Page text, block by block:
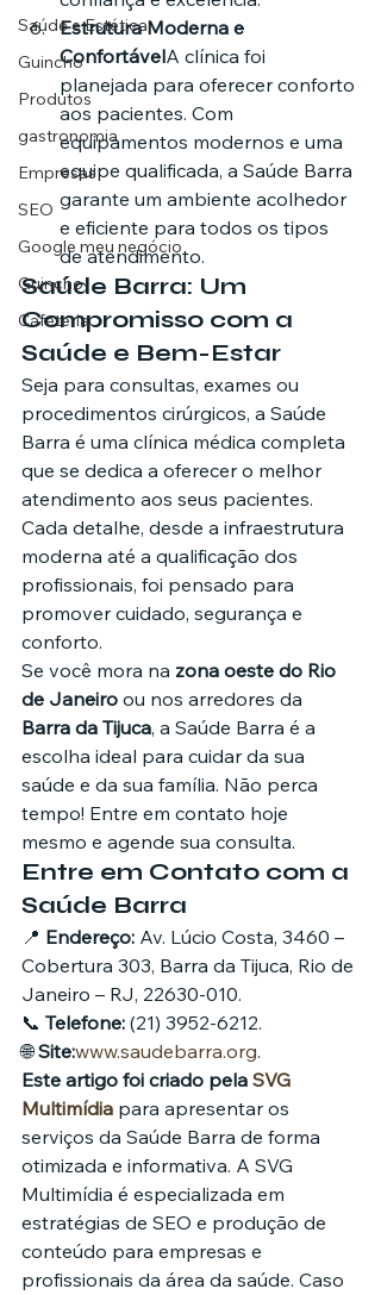
Saúde e Estética
Guincho
Produtos
gastronomia
Empresas
SEO
Google meu negócio
Guincho
Cafeteria
Estrutura Moderna e
ConfortávelA clínica foi
planejada para oferecer conforto
aos pacientes. Com
equipamentos modernos e uma
equipe qualificada, a Saúde Barra
garante um ambiente acolhedor
e eficiente para todos os tipos
de atendimento.
Saúde Barra: Um
Compromisso com a
Saúde e Bem-Estar
Seja para consultas, exames ou
procedimentos cirúrgicos, a Saúde
Barra é uma clínica médica completa
que se dedica a oferecer o melhor
atendimento aos seus pacientes.
Cada detalhe, desde a infraestrutura
moderna até a qualificação dos
profissionais, foi pensado para
promover cuidado, segurança e
conforto.
Se você mora na zona oeste do Rio
de Janeiro ou nos arredores da
Barra da Tijuca, a Saúde Barra é a
escolha ideal para cuidar da sua
saúde e da sua família. Não perca
tempo! Entre em contato hoje
mesmo e agende sua consulta.
Entre em Contato com a
Saúde Barra
📍 Endereço: Av. Lúcio Costa, 3460 –
Cobertura 303, Barra da Tijuca, Rio de
Janeiro – RJ, 22630-010.
📞 Telefone: (21) 3952-6212.
🌐 Site:www.saudebarra.org.
Este artigo foi criado pela SVG
Multimídia para apresentar os
serviços da Saúde Barra de forma
otimizada e informativa. A SVG
Multimídia é especializada em
estratégias de SEO e produção de
conteúdo para empresas e
profissionais da área da saúde. Caso